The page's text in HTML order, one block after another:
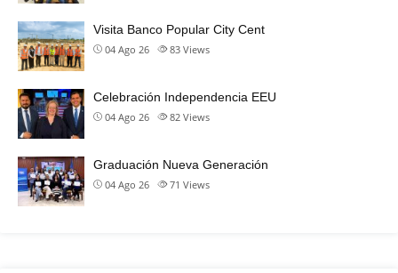
Visita Banco Popular City Cent
04 Ago 26 83 Views
Celebración Independencia EEU
04 Ago 26 82 Views
Graduación Nueva Generación
04 Ago 26 71 Views